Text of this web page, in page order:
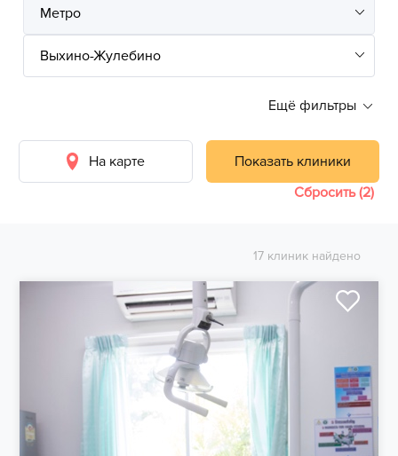
Ещё фильтры
На карте
Показать клиники
Сбросить (2)
17 клиник найдено